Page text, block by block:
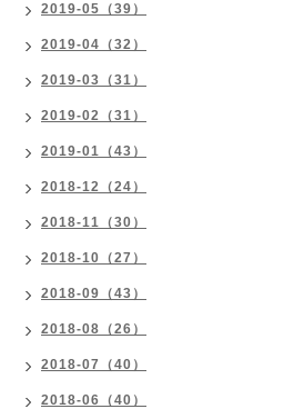
2019-05（39）
2019-04（32）
2019-03（31）
2019-02（31）
2019-01（43）
2018-12（24）
2018-11（30）
2018-10（27）
2018-09（43）
2018-08（26）
2018-07（40）
2018-06（40）